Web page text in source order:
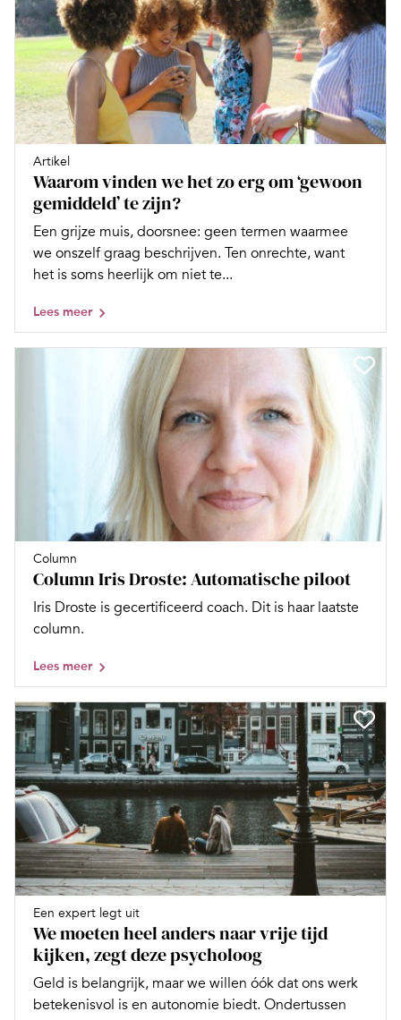
Artikel
Waarom vinden we het zo erg om ‘gewoon
gemiddeld’ te zijn?
Een grijze muis, doorsnee: geen termen waarmee
we onszelf graag beschrijven. Ten onrechte, want
het is soms heerlijk om niet te...
Lees meer
Column
Column Iris Droste: Automatische piloot
Iris Droste is gecertificeerd coach. Dit is haar laatste
column.
Lees meer
Een expert legt uit
We moeten heel anders naar vrije tijd
kijken, zegt deze psycholoog
Geld is belangrijk, maar we willen óók dat ons werk
betekenisvol is en autonomie biedt. Ondertussen